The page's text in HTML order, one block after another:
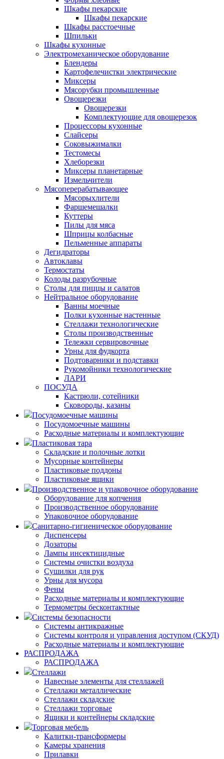
Шкафы пекарские
Шкафы пекарские
Шкафы расстоечные
Шпильки
Шкафы кухонные
Электромеханическое оборудование
Блендеры
Картофелечистки электрические
Миксеры
Мясорубки промышленные
Овощерезки
Овощерезки
Комплектующие для овощерезок
Процессоры кухонные
Слайсеры
Соковыжималки
Тестомесы
Хлеборезки
Миксеры планетарные
Измельчители
Мясоперерабатывающее
Мясорыхлители
Фаршемешалки
Куттеры
Пилы для мяса
Шприцы колбасные
Пельменные аппараты
Дегидраторы
Автоклавы
Термостаты
Колоды разрубочные
Столы для пиццы и салатов
Нейтральное оборудование
Ванны моечные
Полки кухонные настенные
Стеллажи технологические
Столы производственные
Тележки сервировочные
Урны для фудкорта
Подтоварники и подставки
Рукомойники технологические
ЛАРИ
ПОСУДА
Кастрюли, сотейники
Сковороды, казаны
Посудомоечные машины
Посудомоечные машины
Расходные материалы и комплектующие
Пластиковая тара
Складские и полочные лотки
Мусорные контейнеры
Пластиковые поддоны
Пластиковые ящики
Производственное и упаковочное оборудование
Оборудование для копчения
Производственное оборудование
Упаковочное оборудование
Санитарно-гигиеническое оборудование
Диспенсеры
Дозаторы
Лампы инсектицидные
Системы очистки воздуха
Сушилки для рук
Урны для мусора
Фены
Расходные материалы и комплектующие
Термометры бесконтактные
Системы безопасности
Системы антикражные
Системы контроля и управления доступом (СКУД)
Расходные материалы и комплектующие
РАСПРОДАЖА
РАСПРОДАЖА
Стеллажи
Навесные элементы для стеллажей
Стеллажи металлические
Стеллажи складские
Стеллажи торговые
Ящики и контейнеры складские
Торговая мебель
Калитки-трансформеры
Камеры хранения
Прилавки